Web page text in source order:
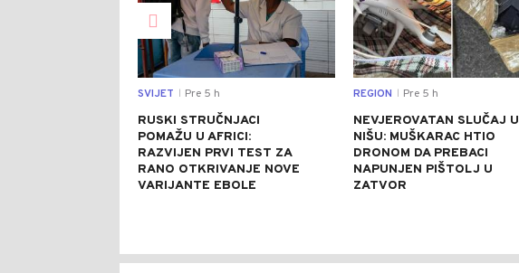
SVIJET Pre 5 h
RUSKI STRUČNJACI
POMAŽU U AFRICI:
RAZVIJEN PRVI TEST ZA
RANO OTKRIVANJE NOVE
VARIJANTE EBOLE
REGION Pre 5 h
NEVJEROVATAN SLUČAJ U
NIŠU: MUŠKARAC HTIO
DRONOM DA PREBACI
NAPUNJEN PIŠTOLJ U
ZATVOR